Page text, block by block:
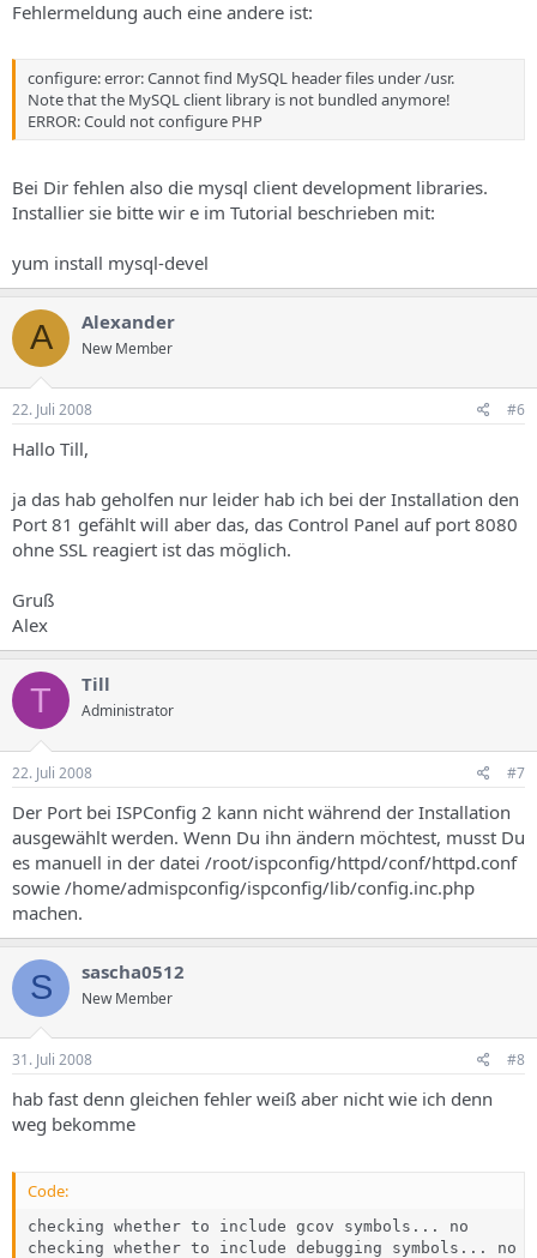
Fehlermeldung auch eine andere ist:
configure: error: Cannot find MySQL header files under /usr.
Note that the MySQL client library is not bundled anymore!
ERROR: Could not configure PHP
Bei Dir fehlen also die mysql client development libraries.
Installier sie bitte wir e im Tutorial beschrieben mit:
yum install mysql-devel
A Alexander
New Member
22. Juli 2008 #6
Hallo Till,
ja das hab geholfen nur leider hab ich bei der Installation den
Port 81 gefählt will aber das, das Control Panel auf port 8080
ohne SSL reagiert ist das möglich.
Gruß
Alex
T Till
Administrator
22. Juli 2008 #7
Der Port bei ISPConfig 2 kann nicht während der Installation
ausgewählt werden. Wenn Du ihn ändern möchtest, musst Du
es manuell in der datei /root/ispconfig/httpd/conf/httpd.conf
sowie /home/admispconfig/ispconfig/lib/config.inc.php
machen.
S sascha0512
New Member
31. Juli 2008 #8
hab fast denn gleichen fehler weiß aber nicht wie ich denn
weg bekomme
Code:
checking whether to include gcov symbols... no
checking whether to include debugging symbols... no